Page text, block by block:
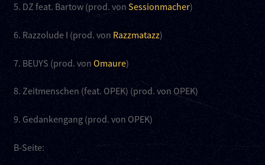
5. DZ feat. Bartow (prod. von Sessionmacher)
6. Razzolude I (prod. von Razzmatazz)
7. BEUYS (prod. von Omaure)
8. Zeitmenschen (feat. OPEK) (prod. von OPEK)
9. Gedankengang (prod. von OPEK)
B-Seite: